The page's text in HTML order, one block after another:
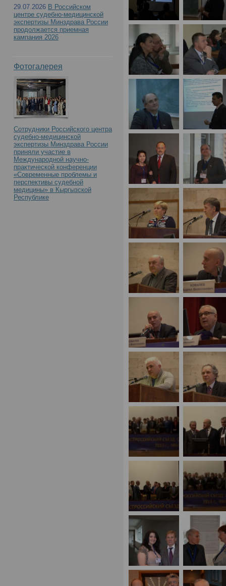
29.07.2026 В Российском
центре судебно-медицинской
экспертизы Минздрава России
продолжается приемная
кампания 2026
Фотогалерея
Сотрудники Российского центра
судебно-медицинской
экспертизы Минздрава России
приняли участие в
Международной научно-
практической конференции
«Современные проблемы и
перспективы судебной
медицины» в Кыргызской
Республике